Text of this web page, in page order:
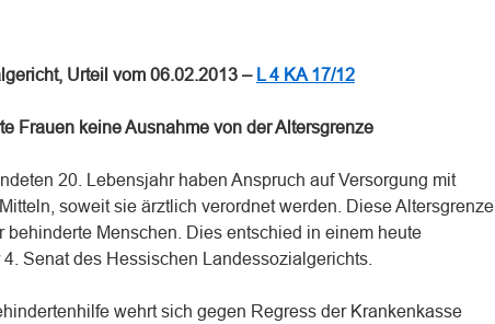
Urteil vom 06.02.2013 – L 4 KA 17/12
Frauen keine Ausnahme von der Altersgrenze
20. Lebensjahr haben Anspruch auf Versorgung mit
soweit sie ärztlich verordnet werden. Diese Altersgrenze
behinderte Menschen. Dies entschied in einem heute
Senat des Hessischen Landessozialgerichts.
wehrt sich gegen Regress der Krankenkasse